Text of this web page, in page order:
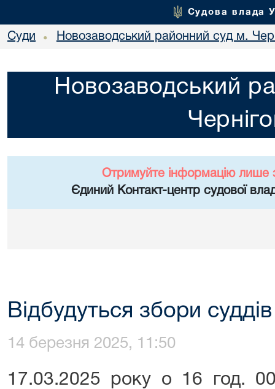
Судова влада
Суди • Новозаводський районний суд м.
Новозаводський
Отримуйте інформацію лише
Єдиний Контакт-центр судової
Відбудуться збори суддів
14 березня 2025, 11:50
17.03.2025 року о 16 год.